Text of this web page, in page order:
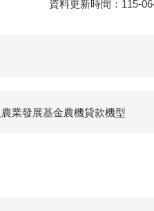
資料更新時間：115-
業發展基金農機貸款機型